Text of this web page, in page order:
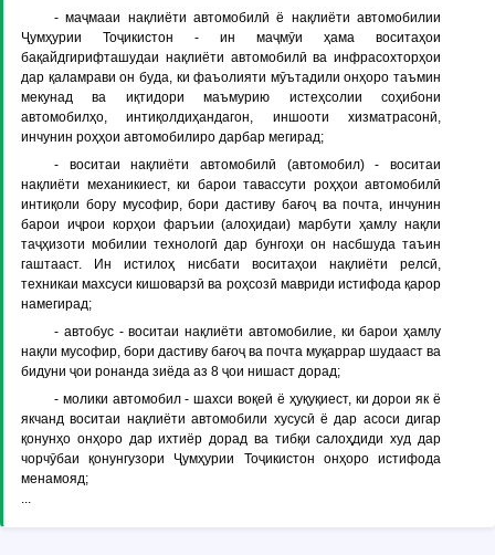
- маҷмааи нақлиёти автомобилӣ ё нақлиёти автомобилии
Ҷумҳурии Тоҷикистон - ин маҷмӯи ҳама воситаҳои
бақайдгирифташудаи нақлиёти автомобилӣ ва инфрасохторҳои
дар қаламрави он буда, ки фаъолияти мӯътадили онҳоро таъмин
мекунад ва иқтидори маъмурию истеҳсолии соҳибони
автомобилҳо, интиқолдиҳандагон, иншооти хизматрасонӣ,
инчунин роҳҳои автомобилиро дарбар мегирад;
- воситаи нақлиёти автомобилӣ (автомобил) - воситаи
нақлиёти механикиест, ки барои тавассути роҳҳои автомобилӣ
интиқоли бору мусофир, бори дастиву бағоҷ ва почта, инчунин
барои иҷрои корҳои фаръии (алоҳидаи) марбути ҳамлу нақли
таҷҳизоти мобилии технологӣ дар бунгоҳи он насбшуда таъин
гаштааст. Ин истилоҳ нисбати воситаҳои нақлиёти релсӣ,
техникаи махсуси кишоварзӣ ва роҳсозӣ мавриди истифода қарор
намегирад;
- автобус - воситаи нақлиёти автомобилие, ки барои ҳамлу
нақли мусофир, бори дастиву бағоҷ ва почта муқаррар шудааст ва
бидуни ҷои ронанда зиёда аз 8 ҷои нишаст дорад;
- молики автомобил - шахси воқеӣ ё ҳуқуқиест, ки дорои як ё
якчанд воситаи нақлиёти автомобили хусусӣ ё дар асоси дигар
қонунҳо онҳоро дар ихтиёр дорад ва тибқи салоҳдиди худ дар
чорчӯбаи қонунгузори Ҷумҳурии Тоҷикистон онҳоро истифода
менамояд;
...